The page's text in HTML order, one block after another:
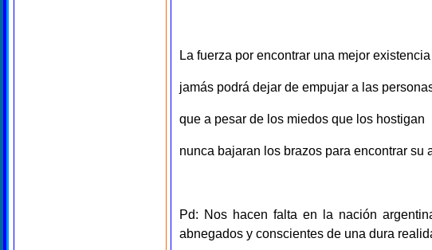
La fuerza por encontrar una mejor existencia
jamás podrá dejar de empujar a las
que a pesar de los miedos que los hostigan
nunca bajaran los brazos para encontrar su
Pd: Nos hacen falta en la nación
abnegados y conscientes de una dura